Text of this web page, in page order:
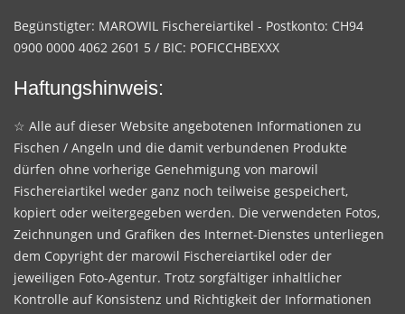
Begünstigter: MAROWIL Fischereiartikel - Postkonto: CH94
0900 0000 4062 2601 5 / BIC: POFICCHBEXXX
Haftungshinweis:
☆ Alle auf dieser Website angebotenen Informationen zu
Fischen / Angeln und die damit verbundenen Produkte
dürfen ohne vorherige Genehmigung von marowil
Fischereiartikel weder ganz noch teilweise gespeichert,
kopiert oder weitergegeben werden. Die verwendeten Fotos,
Zeichnungen und Grafiken des Internet-Dienstes unterliegen
dem Copyright der marowil Fischereiartikel oder der
jeweiligen Foto-Agentur. Trotz sorgfältiger inhaltlicher
Kontrolle auf Konsistenz und Richtigkeit der Informationen